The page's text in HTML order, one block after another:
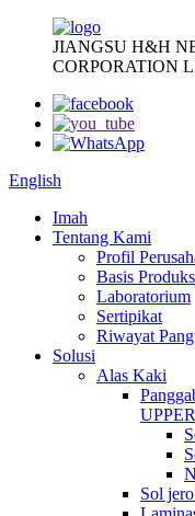
JIANGSU H&H
CORPORATION
English
Imah
Tentang Kami
Profil
Basis
Laboratorium
Sertipikat
Riwayat
Solusi
Alas Kaki
Sol